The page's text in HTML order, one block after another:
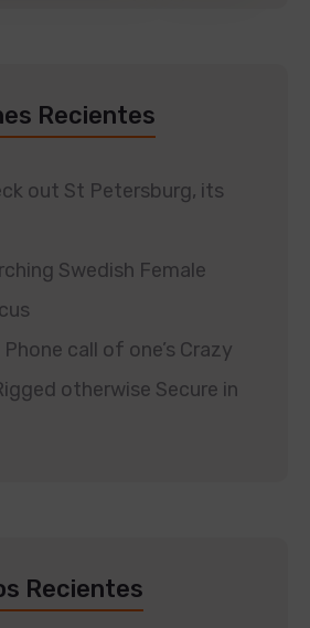
Recientes
out St Petersburg, its
Swedish Female
call of one’s Crazy
otherwise Secure in
Recientes